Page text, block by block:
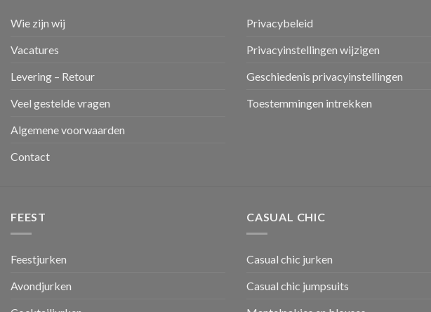
Wie zijn wij
Vacatures
Levering – Retour
Veel gestelde vragen
Algemene voorwaarden
Contact
Privacybeleid
Privacyinstellingen wijzigen
Geschiedenis privacyinstellingen
Toestemmingen intrekken
FEEST
Feestjurken
Avondjurken
CASUAL CHIC
Casual chic jurken
Casual chic jumpsuits